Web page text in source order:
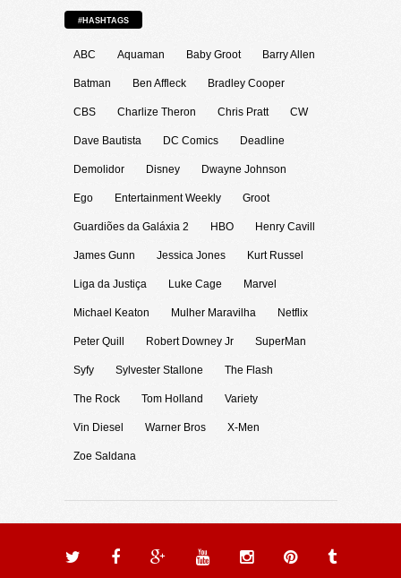
#HASHTAGS
ABC Aquaman Baby Groot Barry Allen
Batman Ben Affleck Bradley Cooper
CBS Charlize Theron Chris Pratt CW
Dave Bautista DC Comics Deadline
Demolidor Disney Dwayne Johnson
Ego Entertainment Weekly Groot
Guardiões da Galáxia 2 HBO Henry Cavill
James Gunn Jessica Jones Kurt Russel
Liga da Justiça Luke Cage Marvel
Michael Keaton Mulher Maravilha Netflix
Peter Quill Robert Downey Jr SuperMan
Syfy Sylvester Stallone The Flash
The Rock Tom Holland Variety
Vin Diesel Warner Bros X-Men
Zoe Saldana